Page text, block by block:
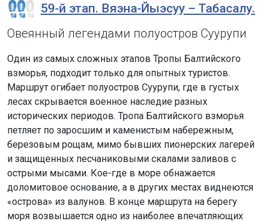
59-й этап. Вяэна-Йыэсуу – Табасалу.
Овеянный легендами полуостров Суурупи
Один из самых сложных этапов Тропы Балтийского
взморья, подходит только для опытных туристов.
Маршрут огибает полуостров Суурупи, где в густых
лесах скрывается военное наследие разных
исторических периодов. Тропа Балтийского взморья
петляет по заросшим и каменистым набережным,
березовым рощам, мимо бывших пионерских лагерей
и защищенных песчаниковыми скалами заливов с
острыми мысами. Кое-где в море обнажается
доломитовое основание, а в других местах виднеются
«острова» из валунов. В конце маршрута на берегу
моря возвышается одно из наиболее впечатляющих